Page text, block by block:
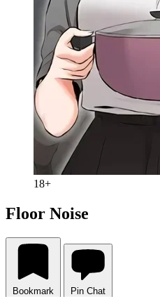
18+
Floor Noise
Bookmark Pin Chat